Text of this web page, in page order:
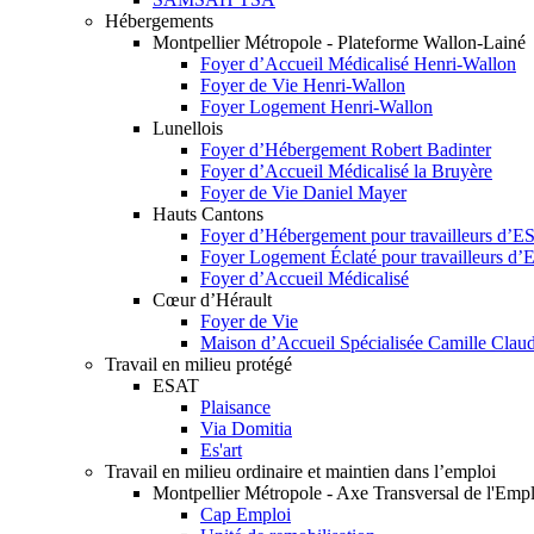
Hébergements
Montpellier Métropole - Plateforme Wallon-Lainé
Foyer d’Accueil Médicalisé Henri-Wallon
Foyer de Vie Henri-Wallon
Foyer Logement Henri-Wallon
Lunellois
Foyer d’Hébergement Robert Badinter
Foyer d’Accueil Médicalisé la Bruyère
Foyer de Vie Daniel Mayer
Hauts Cantons
Foyer d’Hébergement pour travailleurs
Foyer Logement Éclaté pour travailleurs
Foyer d’Accueil Médicalisé
Cœur d’Hérault
Foyer de Vie
Maison d’Accueil Spécialisée Camille
Travail en milieu protégé
ESAT
Plaisance
Via Domitia
Es'art
Travail en milieu ordinaire et maintien dans l’emploi
Montpellier Métropole - Axe Transversal de
Cap Emploi